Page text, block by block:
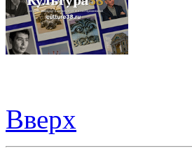
Вверх